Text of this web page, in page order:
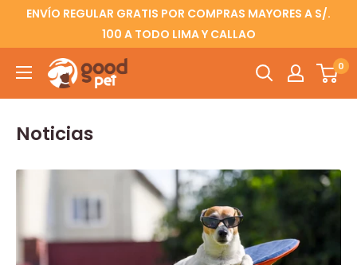
ENVÍO REGULAR GRATIS POR COMPRAS MAYORES A S/.
100 A TODO LIMA Y CALLAO
0
Noticias